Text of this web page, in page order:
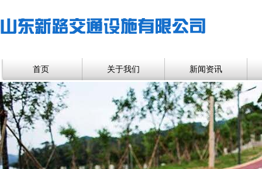
首页 关于我们 新闻资讯